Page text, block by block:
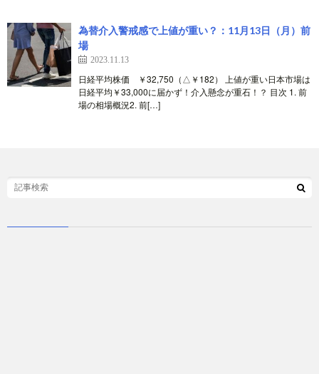
為替介入警戒感で上値が重い？：11月13日（月）前
場
2023.11.13
日経平均株価 ￥32,750（△￥182） 上値が重い日本市場は
日経平均￥33,000に届かず！介入懸念が重石！？ 目次 1. 前
場の相場概況2. 前[…]